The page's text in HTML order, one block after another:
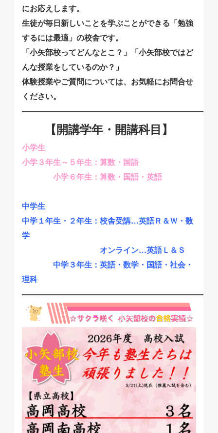
にお応えします。
生徒が毎日新しいことを学ぶことができる「勉強
するには最適」の校舎です。
「小矢部校ってどんなとこ？」「小矢部校ではど
んな授業をしているのか？」
体験授業やご質問については、お気軽にお問合せ
ください。
【開講学年・開講科目】
小学生
小学３年生～５年生：算数・国語
小学６年生：算数・国語・英語
中学生
中学１年生・２年生：校舎受講…英語Ｒ＆Ｗ・数
学
オンライン…英語Ｌ＆Ｓ
中学３年生：英語・数学・国語・社会・
理科